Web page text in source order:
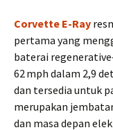
Corvette E-Ray
pertama yang
baterai
62 mph dalam 2,9
dan tersedia untuk
merupakan
dan masa depan